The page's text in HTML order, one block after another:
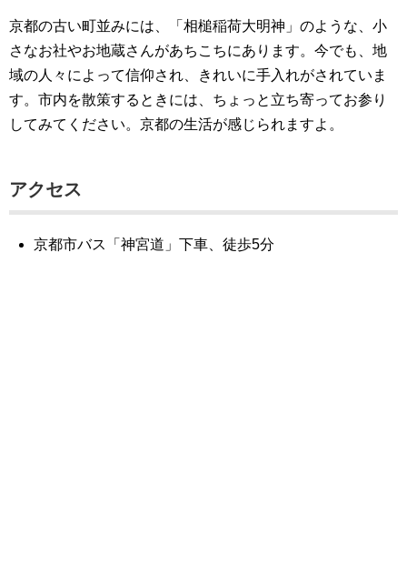
京都の古い町並みには、「相槌稲荷大明神」のような、小
さなお社やお地蔵さんがあちこちにあります。今でも、地
域の人々によって信仰され、きれいに手入れがされていま
す。市内を散策するときには、ちょっと立ち寄ってお参り
してみてください。京都の生活が感じられますよ。
アクセス
京都市バス「神宮道」下車、徒歩5分